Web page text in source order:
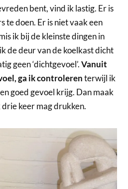
bent, vind ik lastig. Er is
te doen. Er is niet vaak een
ik bij de kleinste dingen in
de deur van de koelkast dicht
geen ‘dichtgevoel’.Vanuit
ga ik controlerenterwijl ik
goed gevoel krijg. Dan maak
keer mag drukken.